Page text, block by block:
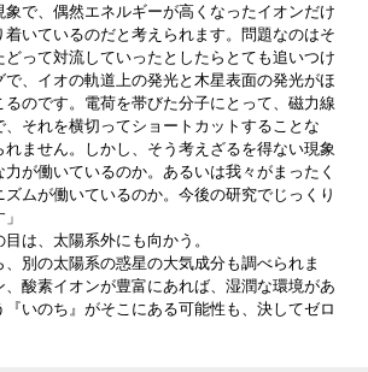
象で、偶然エネルギーが高くなったイオンだけ
いているのだと考えられます。問題なのはそ
って対流していったとしたらとても追いつけ
、イオの軌道上の発光と木星表面の発光がほ
のです。電荷を帯びた分子にとって、磁力線
、それを横切ってショートカットすることな
れません。しかし、そう考えざるを得ない現象
が働いているのか。あるいは我々がまったく
ムが働いているのか。今後の研究でじっくり
は、太陽系外にも向かう。
、別の太陽系の惑星の大気成分も調べられま
酸素イオンが豊富にあれば、湿潤な環境があ
いのち』がそこにある可能性も、決してゼロ